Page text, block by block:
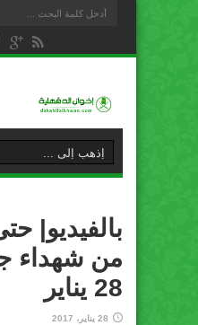
بالفيديو|
من شهداء
28 يناير
28 يناير، 2017